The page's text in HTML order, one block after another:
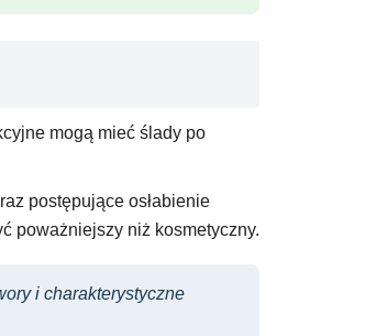
mogą mieć ślady po
postępujące osłabienie
poważniejszy niż kosmetyczny.
i charakterystyczne